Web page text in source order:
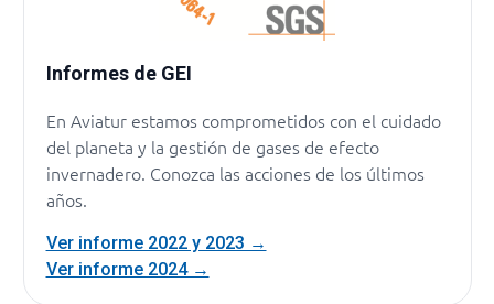
Informes de GEI
En Aviatur estamos comprometidos con el cuidado
del planeta y la gestión de gases de efecto
invernadero. Conozca las acciones de los últimos
años.
Ver informe 2022 y 2023 →
Ver informe 2024 →